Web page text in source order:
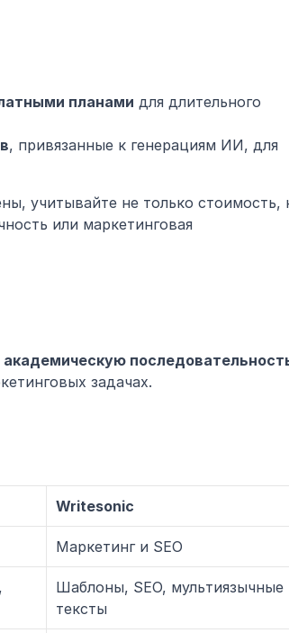
планами для длительного
, привязанные к генерациям ИИ, для
учитывайте не только стоимость,
или маркетинговая
задачах.
Writesonic
Маркетинг и SEO
Шаблоны, SEO, мультиязычные
тексты